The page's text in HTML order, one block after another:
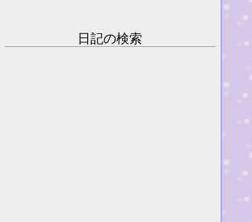
日記の検索